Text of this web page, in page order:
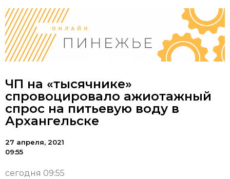
ЧП на «тысячнике»
спровоцировало ажиотажный
спрос на питьевую воду в
Архангельске
27 апреля, 2021
09:55
сегодня 09:55